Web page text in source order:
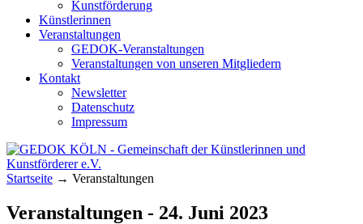
Kunstförderung
Künstlerinnen
Veranstaltungen
GEDOK-Veranstaltungen
Veranstaltungen von unseren Mitgliedern
Kontakt
Newsletter
Datenschutz
Impressum
GEDOK KÖLN
Gemeinschaft der Künstlerinnen und
Kunstförderer e.V.
Startseite → Veranstaltungen
Veranstaltungen - 24. Juni 2023